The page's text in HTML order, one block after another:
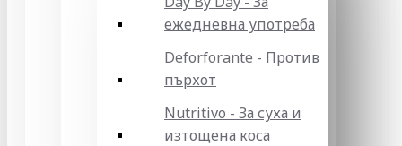
ежедневна употреба
Deforforante - Против
пърхот
Nutritivo - За суха и
изтощена коса